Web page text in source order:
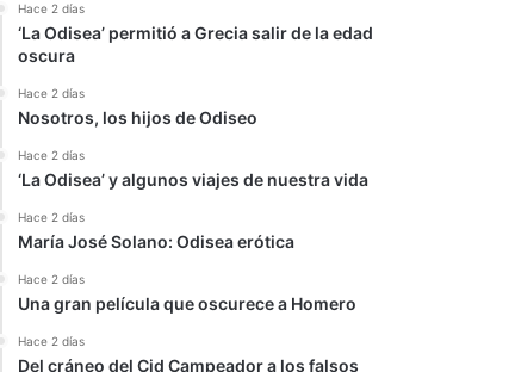
Hace 2 días
‘La Odisea’ permitió a Grecia salir de la edad
oscura
Hace 2 días
Nosotros, los hijos de Odiseo
Hace 2 días
‘La Odisea’ y algunos viajes de nuestra vida
Hace 2 días
María José Solano: Odisea erótica
Hace 2 días
Una gran película que oscurece a Homero
Hace 2 días
Del cráneo del Cid Campeador a los falsos